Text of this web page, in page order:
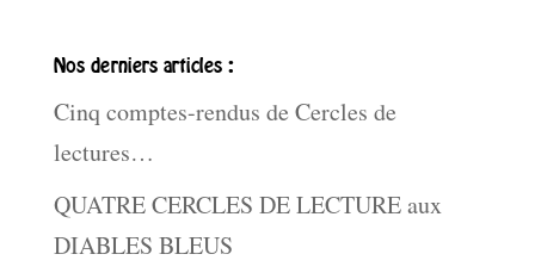
Nos derniers articles :
Cinq comptes-rendus de Cercles de
lectures…
QUATRE CERCLES DE LECTURE aux
DIABLES BLEUS